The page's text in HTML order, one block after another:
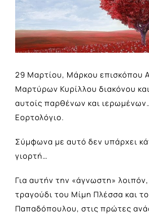
29 Μαρτίου, Μάρκου επισκόπου
Μαρτύρων Κυρίλλου διακόνου
αυτοίς παρθένων και
Εορτολόγιο.
Σύμφωνα με αυτό δεν υπάρχει
γιορτή…
Για αυτήν την «άγνωστη»
τραγούδι του Μίμη Πλέσσα και
Παπαδόπουλου, στις πρώτες